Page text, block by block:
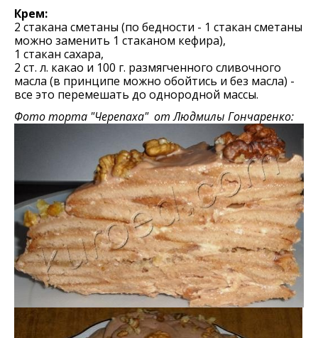
Крем:
2 стакана сметаны (по бедности - 1 стакан сметаны
можно заменить 1 стаканом кефира),
1 стакан сахара,
2 ст. л. какао и 100 г. размягченного сливочного
масла (в принципе можно обойтись и без масла) -
все это перемешать до однородной массы.
Фото торта "Черепаха" от Людмилы Гончаренко: